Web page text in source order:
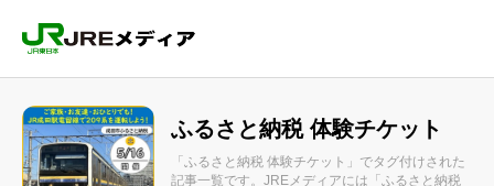
ふるさと納税 体験チケット
「ふるさと納税 体験チケット」でタグ付けされた
記事一覧です。JREメディアには「ふるさと納税